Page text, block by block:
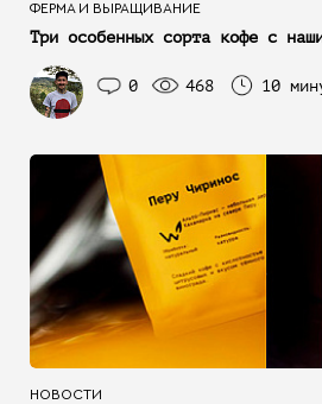
ФЕРМА И ВЫРАЩИВАНИЕ
Три особенных сорта кофе с
0 468 10
НОВОСТИ